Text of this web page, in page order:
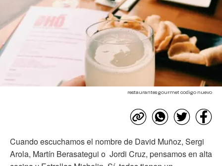
restaurantes gourmet codigo nuevo
Cuando escuchamos el nombre de David Muñoz, Sergi
Arola, Martín Berasategui o Jordi Cruz, pensamos en alta